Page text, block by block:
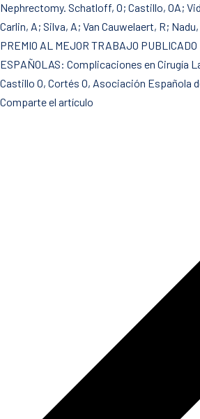
Nephrectomy. Schatloff, O; Castillo, OA;
Carlin, A; Silva, A; Van Cauwelaert, R;
PREMIO AL MEJOR TRABAJO PUBLICADO
ESPAÑOLAS: Complicaciones en Cirugía
Castillo O, Cortés O, Asociación Española
Comparte el artículo